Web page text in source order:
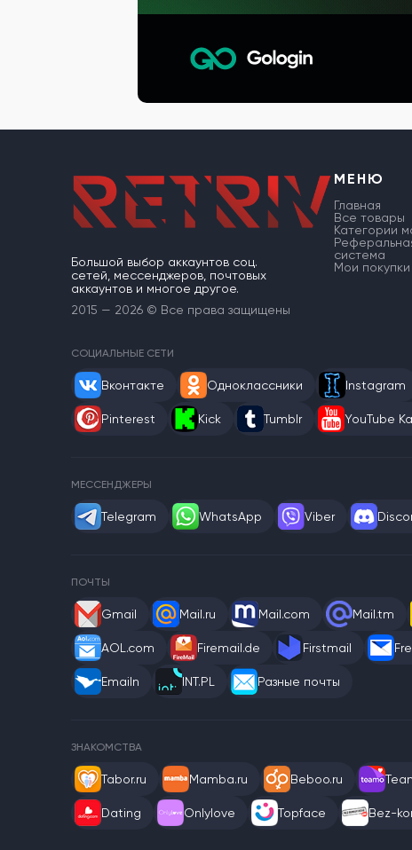
Большой выбор аккаунтов соц.
сетей, мессенджеров, почтовых
аккаунтов и многое другое.
2015 — 2026 © Все права защищены
МЕНЮ
Главная
Все товары
Категории
система
Мои покупки
СОЦИАЛЬНЫЕ СЕТИ
Вконтакте Одноклассники Instagram
Pinterest Kick Tumblr YouTube
МЕССЕНДЖЕРЫ
Telegram WhatsApp Viber
ПОЧТЫ
Gmail Mail.ru Mail.com Mail.tm
AOL.com Firemail.de Firstmail
Emailn INT.PL Разные почты
ЗНАКОМСТВА
Tabor.ru Mamba.ru Beboo.ru
Dating Onlylove Topface Bez-